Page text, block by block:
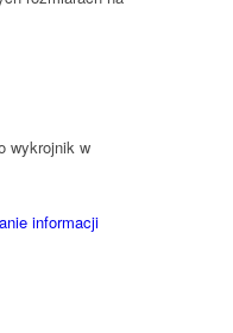
wykrojnik w
informacji